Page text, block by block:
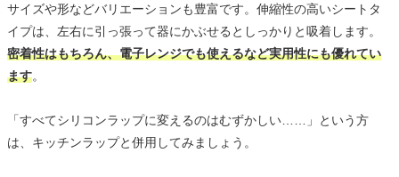
サイズや形などバリエーションも豊富です。伸縮性の高いシートタ
イプは、左右に引っ張って器にかぶせるとしっかりと吸着します。
密着性はもちろん、電子レンジでも使えるなど実用性にも優れてい
ます。
「すべてシリコンラップに変えるのはむずかしい……」という方
は、キッチンラップと併用してみましょう。